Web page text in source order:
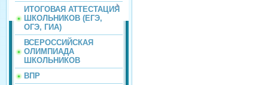
ИТОГОВАЯ АТТЕСТАЦИЯ
ШКОЛЬНИКОВ (ЕГЭ,
ОГЭ, ГИА)
ВСЕРОССИЙСКАЯ
ОЛИМПИАДА
ШКОЛЬНИКОВ
ВПР